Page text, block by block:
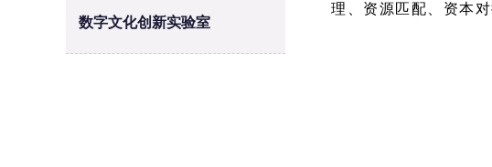
数字文化创新实验室
理、资源匹配、资本